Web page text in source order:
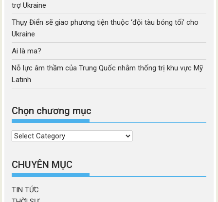
trợ Ukraine
Thụy Điển sẽ giao phương tiện thuộc ‘đội tàu bóng tối’ cho
Ukraine
Ai là ma?
Nỗ lực âm thầm của Trung Quốc nhằm thống trị khu vực Mỹ
Latinh
Chọn chương mục
Chọn
mục
CHUYÊN MỤC
TIN TỨC